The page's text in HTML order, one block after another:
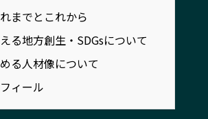
探す
アンバサダー
までとこれから
る地方創生・SDGsについて
る人材像について
ィール